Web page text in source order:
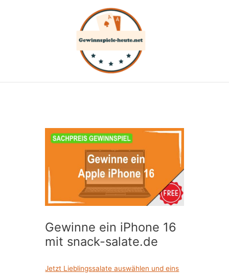
Gewinne ein iPhone 16
mit snack-salate.de
Jetzt Lieblingssalate auswählen und eins